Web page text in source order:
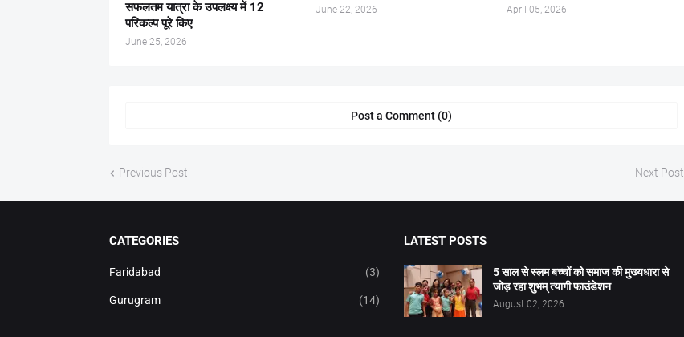
सफलतम यात्रा के उपलक्ष्य में 12
परिकल्प पूरे किए
June 25, 2026
June 22, 2026 April 05, 2026
Post a Comment (0)
Previous Post Next Post
CATEGORIES
Faridabad (3)
Gurugram (14)
LATEST POSTS
5 साल से स्लम बच्चों को समाज की मुख्यधारा से
जोड़ रहा शुभम् त्यागी फाउंडेशन
August 02, 2026